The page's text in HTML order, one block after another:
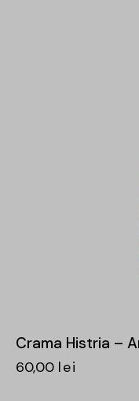
Crama Histria –
60,00 lei